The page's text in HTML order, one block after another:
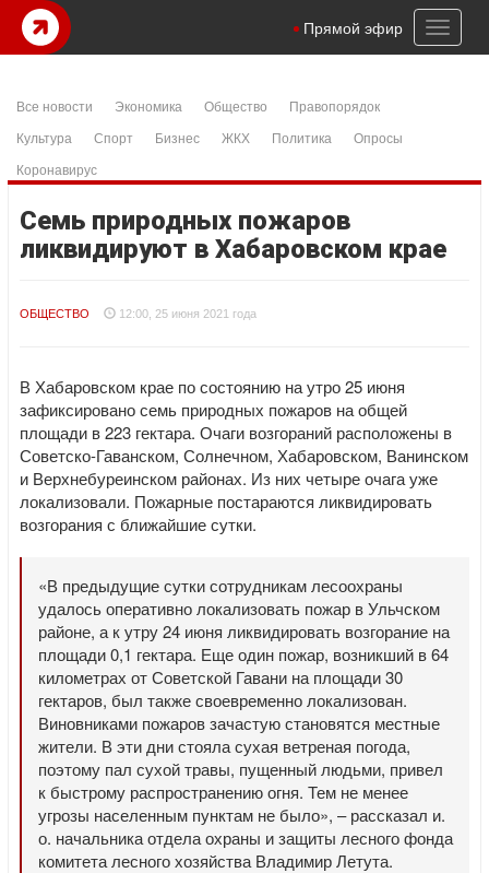
Toggle
Прямой эфир
Все новости Экономика Общество
Правопорядок
Культура
Спорт Бизнес ЖКХ Политика
Опросы
Коронавирус
Семь природных пожаров
ликвидируют в Хабаровском крае
ОБЩЕСТВО 12:00, 25 июня 2021 года
В Хабаровском крае по состоянию на утро 25 июня
зафиксировано семь природных пожаров на общей
площади в 223 гектара. Очаги возгораний расположены в
Советско-Гаванском, Солнечном, Хабаровском, Ванинском
и Верхнебуреинском районах. Из них четыре очага уже
локализовали. Пожарные постараются ликвидировать
возгорания с ближайшие сутки.
«В предыдущие сутки сотрудникам лесоохраны
удалось оперативно локализовать пожар в Ульчском
районе, а к утру 24 июня ликвидировать возгорание на
площади 0,1 гектара. Еще один пожар, возникший в 64
километрах от Советской Гавани на площади 30
гектаров, был также своевременно локализован.
Виновниками пожаров зачастую становятся местные
жители. В эти дни стояла сухая ветреная погода,
поэтому пал сухой травы, пущенный людьми, привел
к быстрому распространению огня. Тем не менее
угрозы населенным пунктам не было», – рассказал и.
о. начальника отдела охраны и защиты лесного фонда
комитета лесного хозяйства Владимир Летута.